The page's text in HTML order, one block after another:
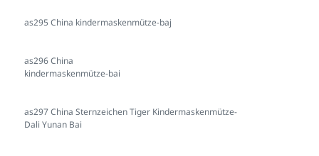
as295 China kindermaskenmütze-baj
as296 China
kindermaskenmütze-bai
as297 China Sternzeichen Tiger Kindermaskenmütze-
Dali Yunan Bai